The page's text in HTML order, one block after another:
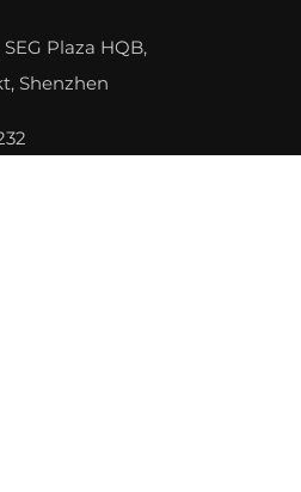
Plaza HQB,
Shenzhen